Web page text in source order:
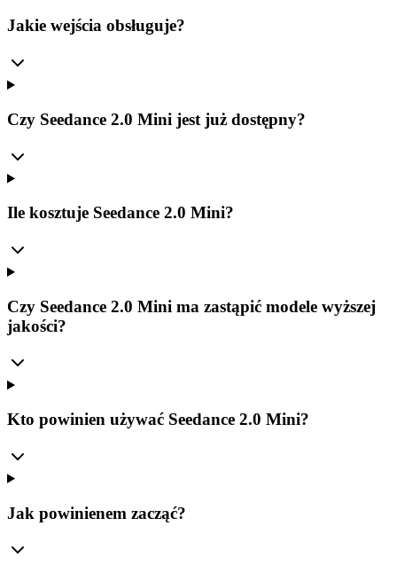
Jakie wejścia obsługuje?
Czy Seedance 2.0 Mini jest już dostępny?
Ile kosztuje Seedance 2.0 Mini?
Czy Seedance 2.0 Mini ma zastąpić modele wyższej
jakości?
Kto powinien używać Seedance 2.0 Mini?
Jak powinienem zacząć?